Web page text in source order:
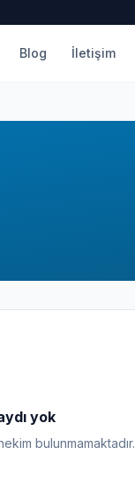
Blog İletişim
yok
bulunmamaktadır.